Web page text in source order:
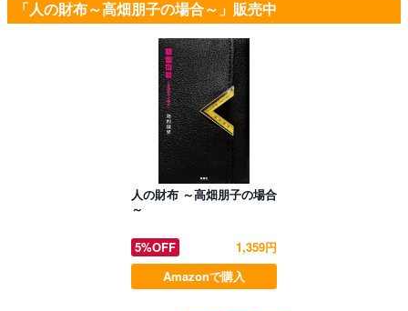
「人の財布～高畑朋子の場合～」販売中
人の財布 ～高畑朋子の場合
～
5%OFF
1,359円
Amazonで購入